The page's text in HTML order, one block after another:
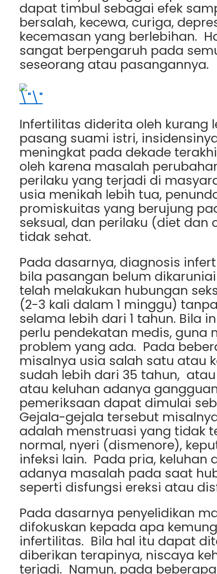
dapat timbul sebagai efek
bersalah, kecewa, curiga,
kecemasan yang berlebihan.
sangat berpengaruh pada
seseorang atau pasangannya.
Infertilitas diderita oleh kurang
pasang suami istri,
meningkat pada dekade
oleh karena masalah
perilaku yang terjadi di
usia menikah lebih tua,
promiskuitas yang berujung
seksual, dan perilaku (diet dan
tidak sehat.
Pada dasarnya, diagnosis
bila pasangan belum
telah melakukan hubungan
(2-3 kali dalam 1 minggu)
selama lebih dari 1 tahun. Bila
perlu pendekatan medis, guna
problem yang ada. Pada
misalnya usia salah satu atau
sudah lebih dari 35 tahun,
atau keluhan adanya
pemeriksaan dapat dimulai
Gejala-gejala tersebut
adalah menstruasi yang tidak
normal, nyeri (dismenore),
infeksi lain. Pada pria, keluhan
adanya masalah pada saat
seperti disfungsi ereksi atau
Pada dasarnya penyelidikan
difokuskan kepada apa
infertilitas. Bila hal itu dapat
diberikan terapinya, niscaya
terjadi. Namun, pada